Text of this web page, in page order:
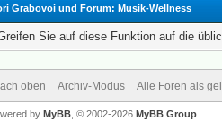
Grabovoi und Forum: Musik-Wellness
Sie auf diese Funktion auf die
oben Archiv-Modus Alle Foren als
by MyBB, © 2002-2026 MyBB Group.